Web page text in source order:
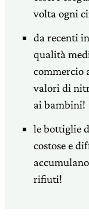
volta ogni
da recenti
qualità
commercio
valori di
ai bambini!
le bottiglie
costose e
rifiuti!